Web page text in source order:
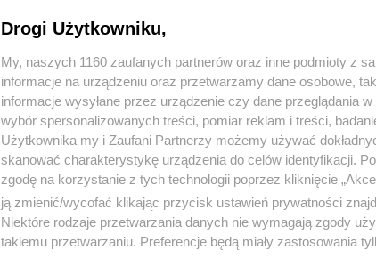
Drogi Użytkowniku,
My, naszych 1160 zaufanych partnerów oraz inne podmioty z
informacje na urządzeniu oraz przetwarzamy dane osobowe,
informacje wysyłane przez urządzenie czy dane przeglądania
wybór spersonalizowanych treści, pomiar reklam i treści,
Użytkownika my i Zaufani Partnerzy możemy używać
skanować charakterystykę urządzenia do celów identyfikacji.
zgodę na korzystanie z tych technologii poprzez kliknięcie
ją zmienić/wycofać klikając przycisk ustawień prywatności
Niektóre rodzaje przetwarzania danych nie wymagają zgody
takiemu przetwarzaniu. Preferencje będą miały zastosowania